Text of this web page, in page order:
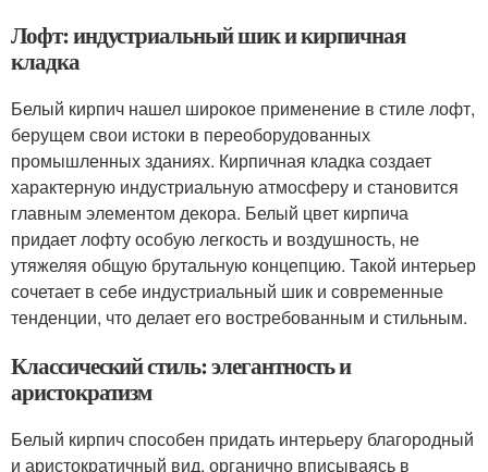
Лофт: индустриальный шик и кирпичная
кладка
Белый кирпич нашел широкое применение в стиле лофт,
берущем свои истоки в переоборудованных
промышленных зданиях. Кирпичная кладка создает
характерную индустриальную атмосферу и становится
главным элементом декора. Белый цвет кирпича
придает лофту особую легкость и воздушность, не
утяжеляя общую брутальную концепцию. Такой интерьер
сочетает в себе индустриальный шик и современные
тенденции, что делает его востребованным и стильным.
Классический стиль: элегантность и
аристократизм
Белый кирпич способен придать интерьеру благородный
и аристократичный вид, органично вписываясь в